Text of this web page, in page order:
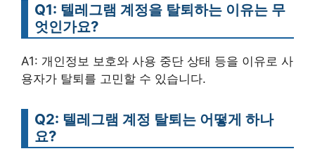
Q1: 텔레그램 계정을 탈퇴하는 이유는 무
엇인가요?
A1: 개인정보 보호와 사용 중단 상태 등을 이유로 사
용자가 탈퇴를 고민할 수 있습니다.
Q2: 텔레그램 계정 탈퇴는 어떻게 하나
요?